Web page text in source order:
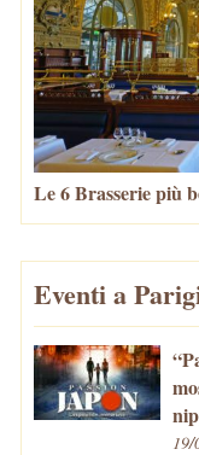
Le 6 Brasserie più
Eventi a